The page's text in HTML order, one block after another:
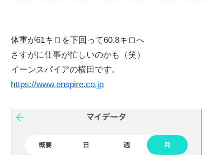
体重が61キロを下回って60.8キロへ
さすがに仕事が忙しいのかも（笑）
イーンスパイアの横田です。
https://www.enspire.co.jp